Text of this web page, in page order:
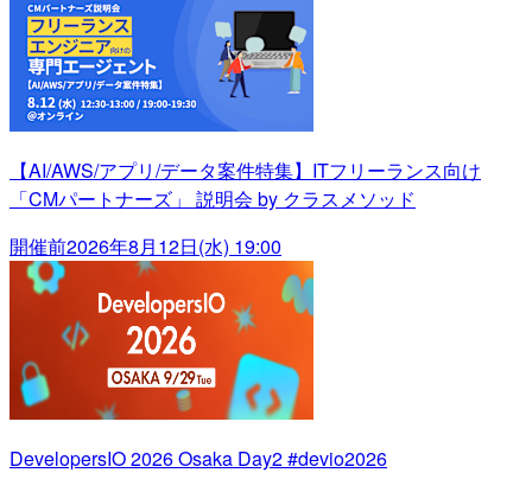
【AI/AWS/アプリ/データ案件特集】ITフリーランス向け
「CMパートナーズ」 説明会 by クラスメソッド
開催前2026年8月12日(水) 19:00
DevelopersIO 2026 Osaka Day2 #devio2026